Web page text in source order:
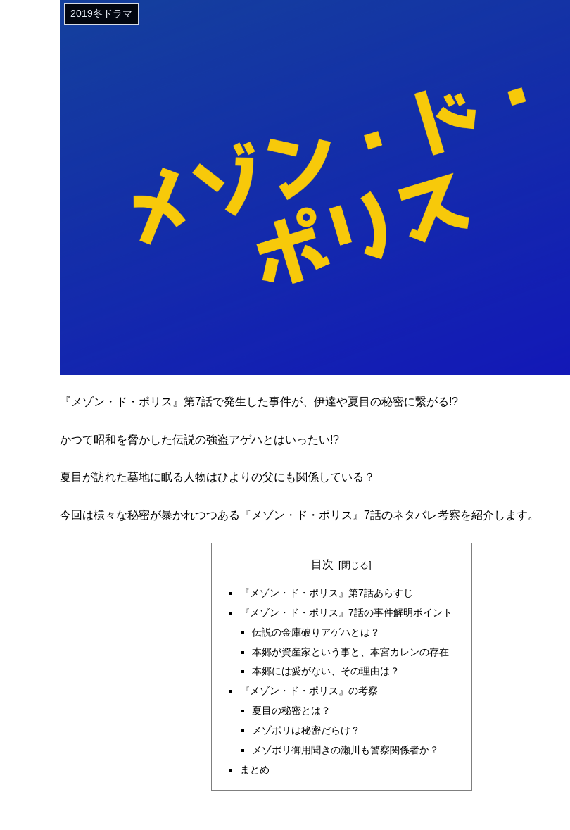
2019冬ドラマ
『メゾン・ド・ポリス』第7話で発生した事件が、伊達や夏目の秘密に繋がる!?
かつて昭和を脅かした伝説の強盗アゲハとはいったい!?
夏目が訪れた墓地に眠る人物はひよりの父にも関係している？
今回は様々な秘密が暴かれつつある『メゾン・ド・ポリス』7話のネタバレ考察を紹介します。
目次
『メゾン・ド・ポリス』第7話あらすじ
『メゾン・ド・ポリス』7話の事件解明ポイント
伝説の金庫破りアゲハとは？
本郷が資産家という事と、本宮カレンの存在
本郷には愛がない、その理由は？
『メゾン・ド・ポリス』の考察
夏目の秘密とは？
メゾポリは秘密だらけ？
メゾポリ御用聞きの瀬川も警察関係者か？
まとめ